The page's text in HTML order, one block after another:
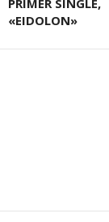
PRIMER SINGLE,
«EIDOLON»